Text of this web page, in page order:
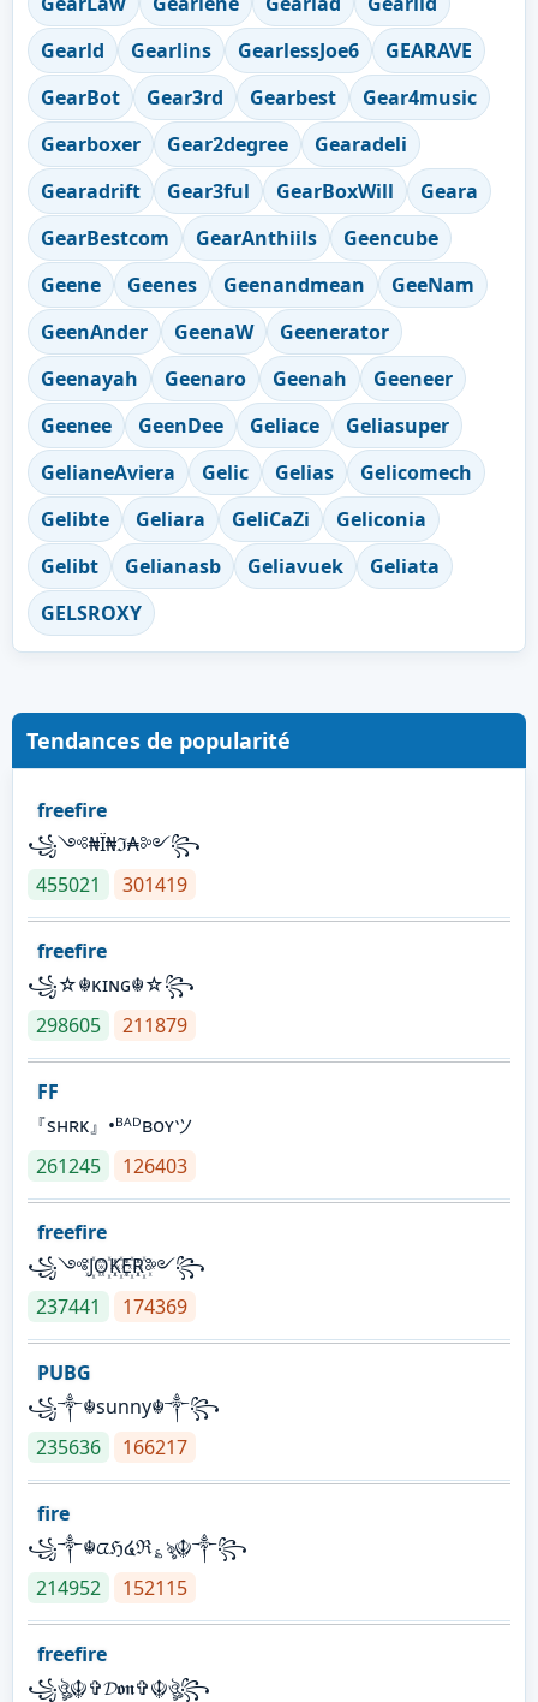
Gearld
Gearlins GearlessJoe6
GEARAVE
GearBot
Gear3rd Gearbest
Gear4music
Gearboxer
Gear2degree
Gearadeli
Gearadrift
Gear3ful GearBoxWill
Geara
GearBestcom
GearAnthiils
Geencube
Geene
Geenes Geenandmean
GeeNam
GeenAnder
GeenaW
Geenerator
Geenayah
Geenaro Geenah
Geeneer
Geenee
GeenDee Geliace
Geliasuper
GelianeAviera
Gelic Gelias
Gelicomech
Gelibte
Geliara GeliCaZi
Geliconia
Gelibt
Gelianasb Geliavuek
Geliata
GELSROXY
Tendances de popularité
freefire
꧁༺₦Ї₦ℑ₳༻꧂
455021
301419
freefire
꧁☆☬κɪɴɢ☬☆꧂
298605
211879
FF
『sʜʀᴋ』•ᴮᴬᴰʙᴏʏツ
261245
126403
freefire
꧁༺J꙰O꙰K꙰E꙰R꙰༻꧂
237441
174369
PUBG
꧁༒☬sunny☬༒꧂
235636
166217
fire
꧁༒☬ᤂℌ໔ℜ؏ৡ☬༒꧂
214952
152115
freefire
꧁ঔৣ☬✞𝓓𝖔𝖓✞☬ঔৣ꧂